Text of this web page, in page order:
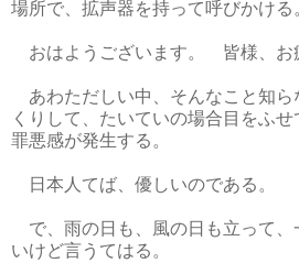
場所で、拡声器を持って呼びかける
おはようございます。 皆様、お
あわただしい中、そんなこと知ら
くりして、たいていの場合目をふ
罪悪感が発生する。
日本人てば、優しいのである。
で、雨の日も、風の日も立って、
いけど言うてはる。